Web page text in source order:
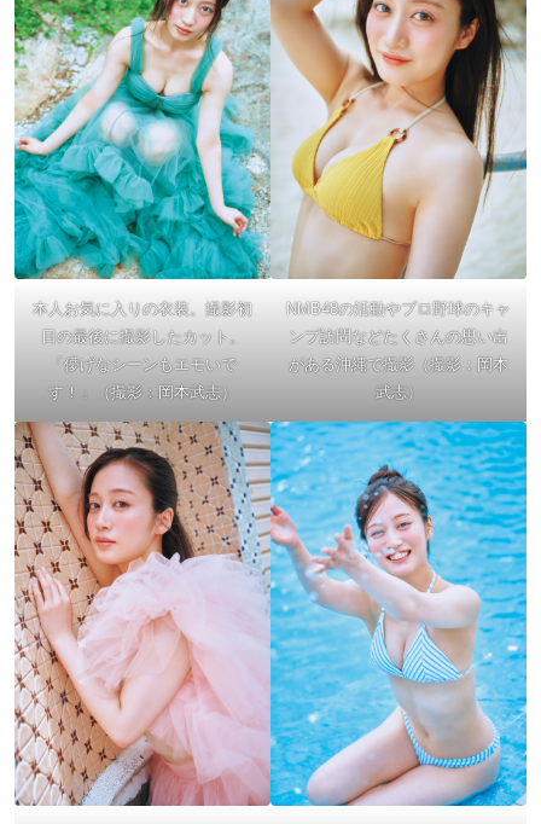
本人お気に入りの衣装。撮影初
日の最後に撮影したカット。
「儚げなシーンもエモいで
す！」（撮影：岡本武志）
NMB48の活動やプロ野球のキャ
ンプ訪問などたくさんの思い出
がある沖縄で撮影（撮影：岡本
武志）